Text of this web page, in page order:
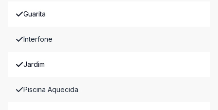
Guarita
Interfone
Jardim
Piscina Aquecida